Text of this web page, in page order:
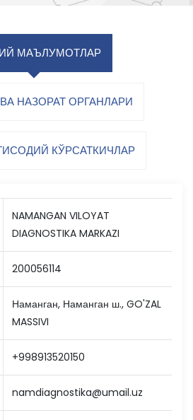
МАЪЛУМОТЛАР
НАЗОРАТ ОРГАНЛАРИ
КЎРСАТКИЧЛАР
NAMANGAN VILOYAT
DIAGNOSTIKA MARKAZI
200056114
Наманган, Наманган ш., GO'ZAL
MASSIVI
+998913520150
namdiagnostika@umail.uz